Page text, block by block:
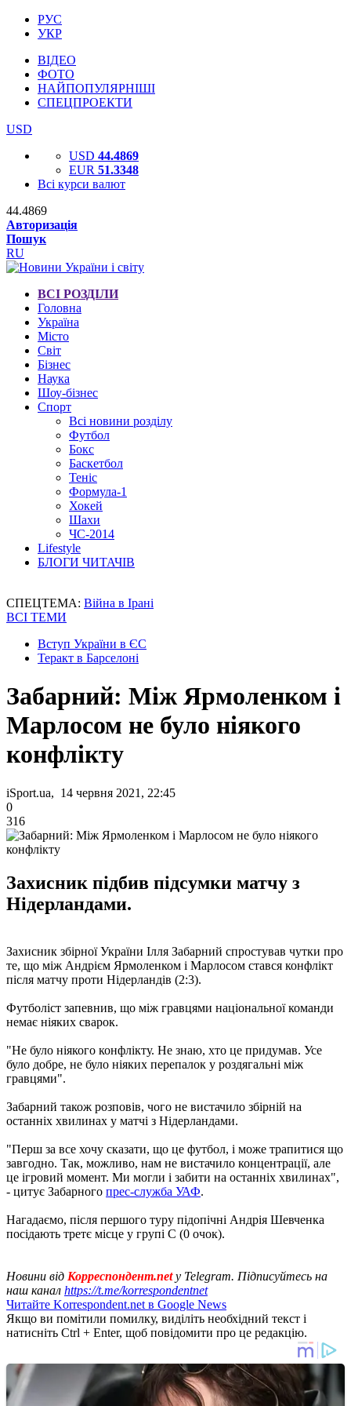
РУС
УКР
ВІДЕО
ФОТО
НАЙПОПУЛЯРНІШІ
СПЕЦПРОЕКТИ
USD
USD 44.4869
EUR 51.3348
Всі курси валют
44.4869
Авторизація
Пошук
RU
ВСІ РОЗДІЛИ
Головна
Україна
Місто
Світ
Бізнес
Наука
Шоу-бізнес
Спорт
Всі новини розділу
Футбол
Бокс
Баскетбол
Теніс
Формула-1
Хокей
Шахи
ЧС-2014
Lifestyle
БЛОГИ ЧИТАЧІВ
СПЕЦТЕМА: Війна в Ірані
ВСІ ТЕМИ
Вступ України в ЄС
Теракт в Барселоні
Забарний: Між Ярмоленком і
Марлосом не було ніякого
конфлікту
iSport.ua, 14 червня 2021, 22:45
0
316
Захисник підбив підсумки матчу з
Нідерландами.
Захисник збірної України Ілля Забарний спростував чутки про
те, що між Андрієм Ярмоленком і Марлосом стався конфлікт
після матчу проти Нідерландів (2:3).
Футболіст запевнив, що між гравцями національної команди
немає ніяких сварок.
"Не було ніякого конфлікту. Не знаю, хто це придумав. Усе
було добре, не було ніяких перепалок у роздягальні між
гравцями".
Забарний також розповів, чого не вистачило збірній на
останніх хвилинах у матчі з Нідерландами.
"Перш за все хочу сказати, що це футбол, і може трапитися що
завгодно. Так, можливо, нам не вистачило концентрації, але
це ігровий момент. Ми могли і забити на останніх хвилинах",
- цитує Забарного прес-служба УАФ.
Нагадаємо, після першого туру підопічні Андрія Шевченка
посідають третє місце у групі С (0 очок).
Новини від Корреспондент.netу Telegram. Підписуйтесь на
наш канал https://t.me/korrespondentnet
Читайте Korrespondent.net в Google News
Якщо ви помітили помилку, виділіть необхідний текст і
натисніть Ctrl + Enter, щоб повідомити про це редакцію.